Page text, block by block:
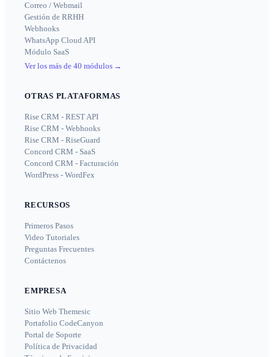
Correo / Webmail
Gestión de RRHH
Webhooks
WhatsApp Cloud API
Módulo SaaS
Ver los más de 40 módulos →
OTRAS PLATAFORMAS
Rise CRM - REST API
Rise CRM - Webhooks
Rise CRM - RiseGuard
Concord CRM - SaaS
Concord CRM - Facturación
WordPress - WordFex
RECURSOS
Primeros Pasos
Video Tutoriales
Preguntas Frecuentes
Contáctenos
EMPRESA
Sitio Web Themesic
Portafolio CodeCanyon
Portal de Soporte
Política de Privacidad